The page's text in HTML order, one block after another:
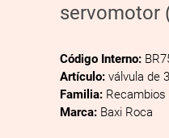
servomotor
Código Interno:
Artículo: válvula de
Familia:
Marca: Baxi Roca